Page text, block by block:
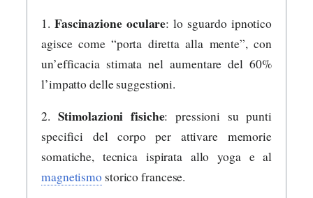
1. Fascinazione oculare: lo sguardo ipnotico
agisce come “porta diretta alla mente”, con
un’efficacia stimata nel aumentare del 60%
l’impatto delle suggestioni.
2. Stimolazioni fisiche: pressioni su punti
specifici del corpo per attivare memorie
somatiche, tecnica ispirata allo yoga e al
magnetismo storico francese.